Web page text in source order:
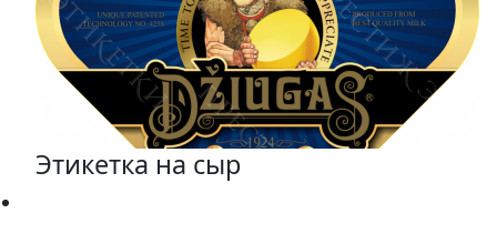
Этикетка на сыр